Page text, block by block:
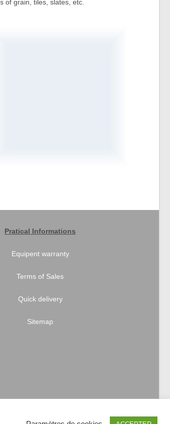
of grain, tiles, slates, etc.
Pratical Informations
Equipent warranty
Terms of Sales
Quick delivery
Sitemap